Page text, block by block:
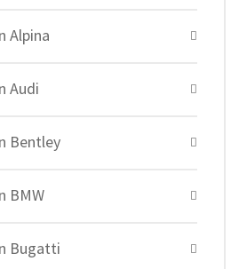
Alpina
Audi
Bentley
BMW
Bugatti